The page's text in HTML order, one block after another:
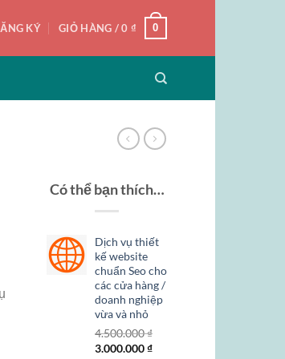
KÝ GIỎ HÀNG /0 ₫ 0
Có thể bạn thích…
Dịch vụ thiết
kế website
chuẩn Seo cho
các cửa hàng /
doanh nghiệp
vừa và nhỏ
4.500.000₫
Giá
3.000.000₫Giá